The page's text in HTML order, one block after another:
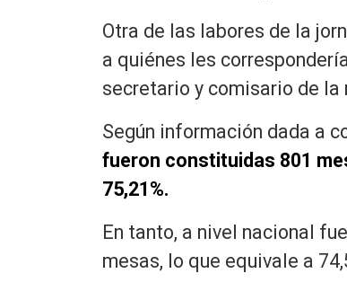
Otra de las labores de la
a quiénes les
secretario y comisario de la
Según información dada a
fueron constituidas 801
75,21%.
En tanto, a nivel nacional
mesas, lo que equivale a